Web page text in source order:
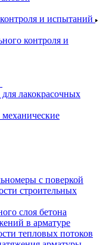
и испытаний
контроля и
лакокрасочных
с поверкой
строительных
слоя бетона
в арматуре
тепловых потоков